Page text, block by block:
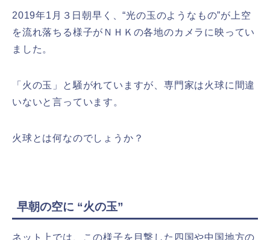
2019年1月３日朝早く、“光の玉のようなもの”が上空
を流れ落ちる様子がＮＨＫの各地のカメラに映ってい
ました。
「火の玉」と騒がれていますが、専門家は火球に間違
いないと言っています。
火球とは何なのでしょうか？
早朝の空に “火の玉”
ネット上では、この様子を目撃した四国や中国地方の